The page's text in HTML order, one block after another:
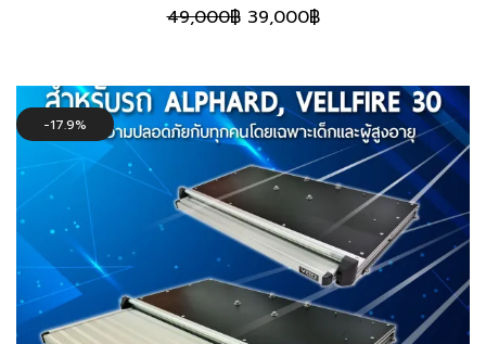
49,000฿ Original
49,000฿.
39,000฿Current
39,000฿.
17.9%